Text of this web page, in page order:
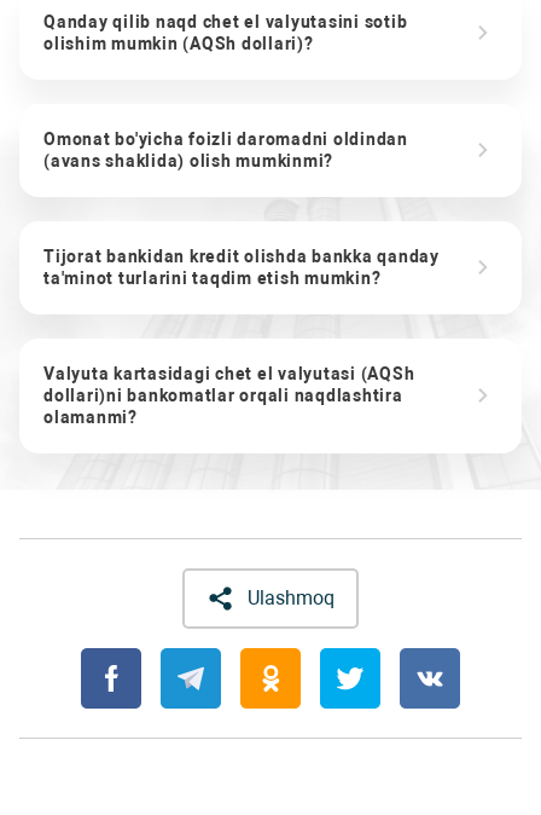
Qanday qilib naqd chet el valyutasini sotib
olishim mumkin (AQSh dollari)?
Omonat bo'yicha foizli daromadni oldindan
(avans shaklida) olish mumkinmi?
Tijorat bankidan kredit olishda bankka qanday
ta'minot turlarini taqdim etish mumkin?
Valyuta kartasidagi chet el valyutasi (AQSh
dollari)ni bankomatlar orqali naqdlashtira
olamanmi?
Ulashmoq